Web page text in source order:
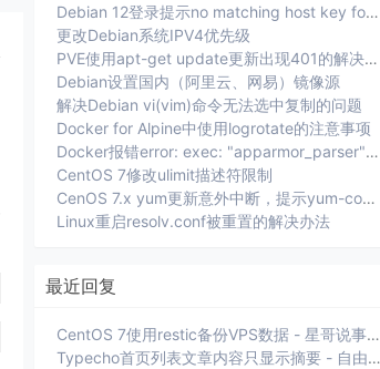
Debian 12登录提示no matching host key format
更改Debian系统IPV4优先级
PVE使用apt-get update更新出现401的解决办法
Debian设置国内（阿里云、网易）镜像源
解决Debian vi(vim)命令无法选中复制的问题
Docker for Alpine中使用logrotate的注意事项
Docker报错error: exec: "apparmor_parser": executable file not found in $PATH.
CentOS 7修改ulimit描述符限制
CenOS 7.x yum更新意外中断，提示yum-complete-transaction
Linux重启resolv.conf被重置的解决办法
最近回复
CentOS 7使用restic备份VPS数据 - 星哥说事: [...]xiaoz 选择的是将当前服务器数据通过 SFTP 方...
Typecho首页列表文章内容只显示摘要 - 自由鱼: [...]用了Typecho以后，遇到的第一个问题就是首页摘要显...